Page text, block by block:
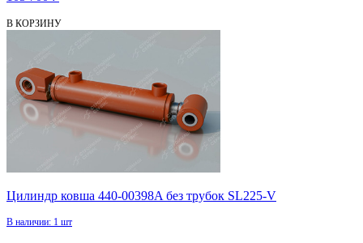
В КОРЗИНУ
Цилиндр ковша 440-00398A без трубок SL225-V
В наличии: 1 шт